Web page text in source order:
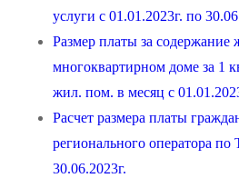
услуги с 01.01.2023г. по
Размер платы за содержание
многоквартирном доме за 1
жил. пом. в месяц с
Расчет размера платы
регионального оператора
30.06.2023г.